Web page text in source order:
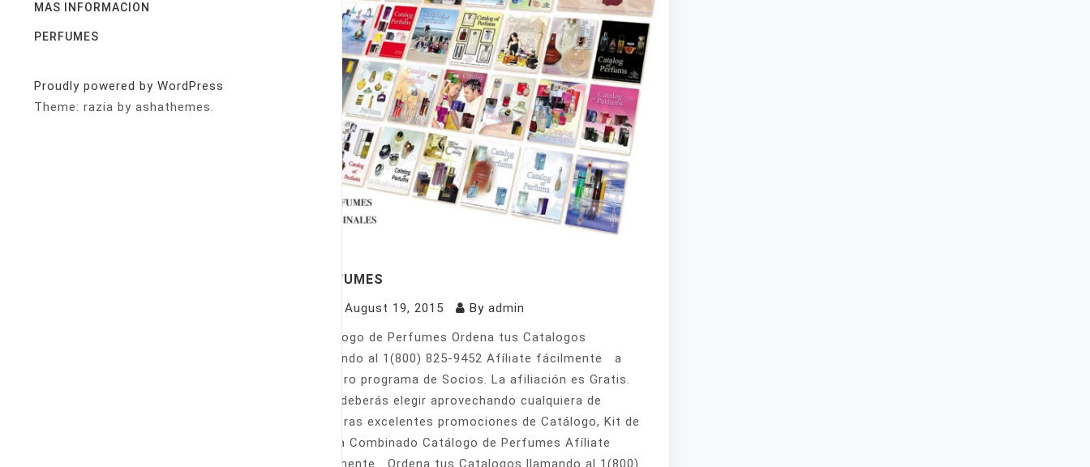
MAS INFORMACION
PERFUMES
Proudly powered by WordPress
Theme: razia by ashathemes.
PERFUMES
August 19, 2015 By admin
Catálogo de Perfumes Ordena tus Catalogos
llamando al 1(800) 825-9452 Afíliate fácilmente a
nuestro programa de Socios. La afiliación es Gratis.
Sólo deberás elegir aprovechando cualquiera de
nuestras excelentes promociones de Catálogo, Kit de
Venta Combinado Catálogo de Perfumes Afíliate
fácilmente Ordena tus Catalogos llamando al 1(800)